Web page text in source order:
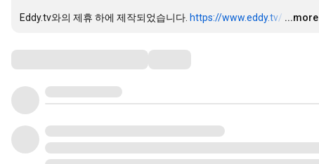
Eddy.tv와의 제휴 하에 제작되었습니다. https://www.eddy.tv/ …
...more